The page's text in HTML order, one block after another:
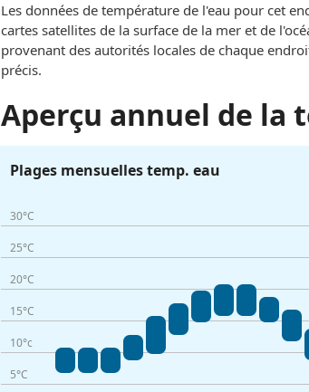
Les données de température de l'eau pour cet
cartes satellites de la surface de la mer et de
provenant des autorités locales de chaque
précis.
Aperçu annuel de la
Plages mensuelles temp. eau
30°C
25°C
20°C
15°C
10°c
5°C